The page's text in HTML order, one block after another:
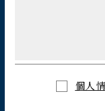
個人